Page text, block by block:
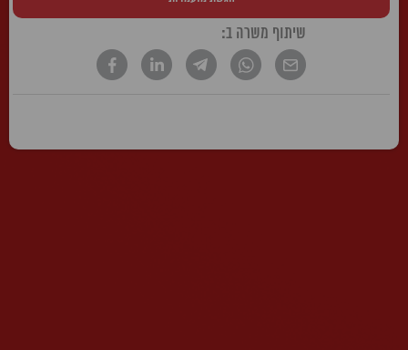
שיתוף משרה ב: